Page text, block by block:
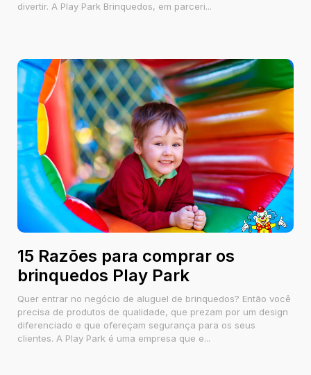
divertir. A Play Park Brinquedos, em parceri...
15 Razões para comprar os
brinquedos Play Park
Quer entrar no negócio de aluguel de brinquedos? Então você
precisa de produtos de qualidade, que prezam por um design
diferenciado e que ofereçam segurança para os seus
clientes. A Play Park é uma empresa que e...